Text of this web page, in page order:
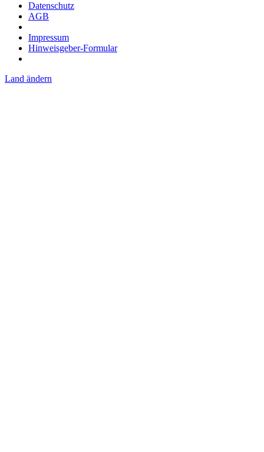
Datenschutz
AGB
Impressum
Hinweisgeber-Formular
Land ändern